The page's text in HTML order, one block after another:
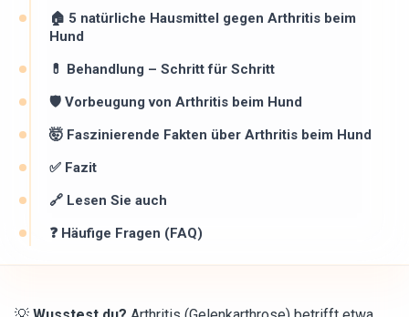
🏠 5 natürliche Hausmittel gegen Arthritis beim
Hund
💊 Behandlung – Schritt für Schritt
🛡 Vorbeugung von Arthritis beim Hund ️
🤯 Faszinierende Fakten über Arthritis beim Hund
✅ Fazit
🔗 Lesen Sie auch
❓ Häufige Fragen (FAQ)